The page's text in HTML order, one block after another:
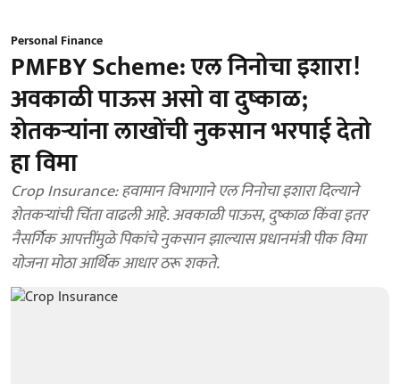
Personal Finance
PMFBY Scheme: एल निनोचा इशारा!
अवकाळी पाऊस असो वा दुष्काळ;
शेतकऱ्यांना लाखोंची नुकसान भरपाई देतो
हा विमा
Crop Insurance: हवामान विभागाने एल निनोचा इशारा दिल्याने
शेतकऱ्यांची चिंता वाढली आहे. अवकाळी पाऊस, दुष्काळ किंवा इतर
नैसर्गिक आपत्तींमुळे पिकांचे नुकसान झाल्यास प्रधानमंत्री पीक विमा
योजना मोठा आर्थिक आधार ठरू शकते.